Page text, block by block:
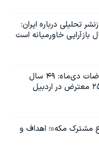
تحلیلی درباره ایران:
بازآرایی خاورمیانه است
پرونده اعتراضات دی‌ماه: ۴۹ سال
مشترک مکه»؛ اهداف و